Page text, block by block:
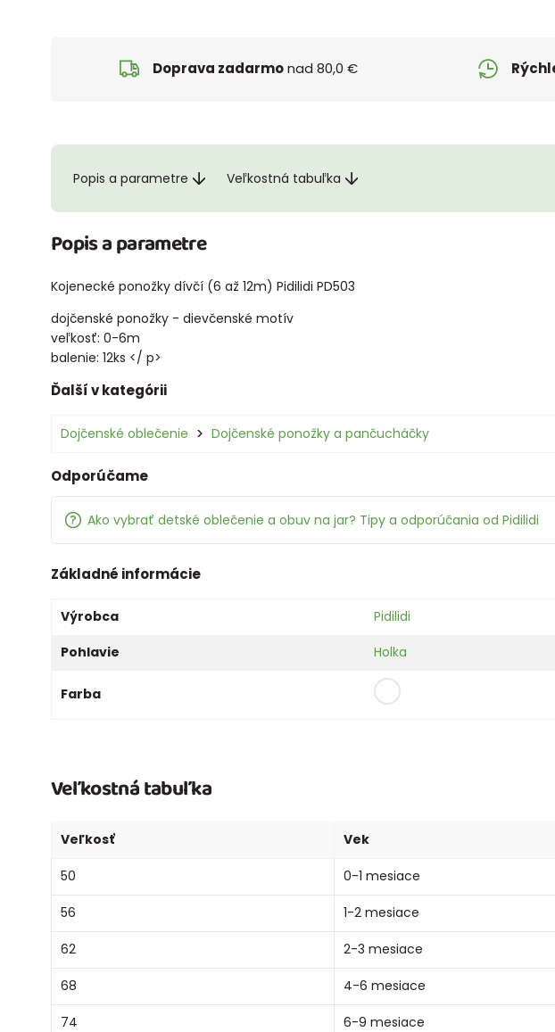
Doprava zadarmonad 80,0 €
Popis a parametre Veľkostná tabuľka
Popis a parametre
Kojenecké ponožky dívčí (6 až 12m) Pidilidi PD503
dojčenské ponožky - dievčenské motív
veľkosť: 0-6m
balenie: 12ks </ p>
Ďalší v kategórii
Dojčenské oblečenie Dojčenské ponožky a pančucháčky
Odporúčame
Ako vybrať detské oblečenie a obuv na jar? Tipy a odporúčania od Pidilidi
Základné informácie
Výrobca
Pidilidi
Pohlavie
Holka
Farba
Veľkostná tabuľka
Veľkosť Vek
50 0-1 mesiace
56 1-2 mesiace
62 2-3 mesiace
68 4-6 mesiace
74 6-9 mesiace